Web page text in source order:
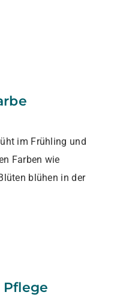
im Frühling und
Farben wie
blühen in der